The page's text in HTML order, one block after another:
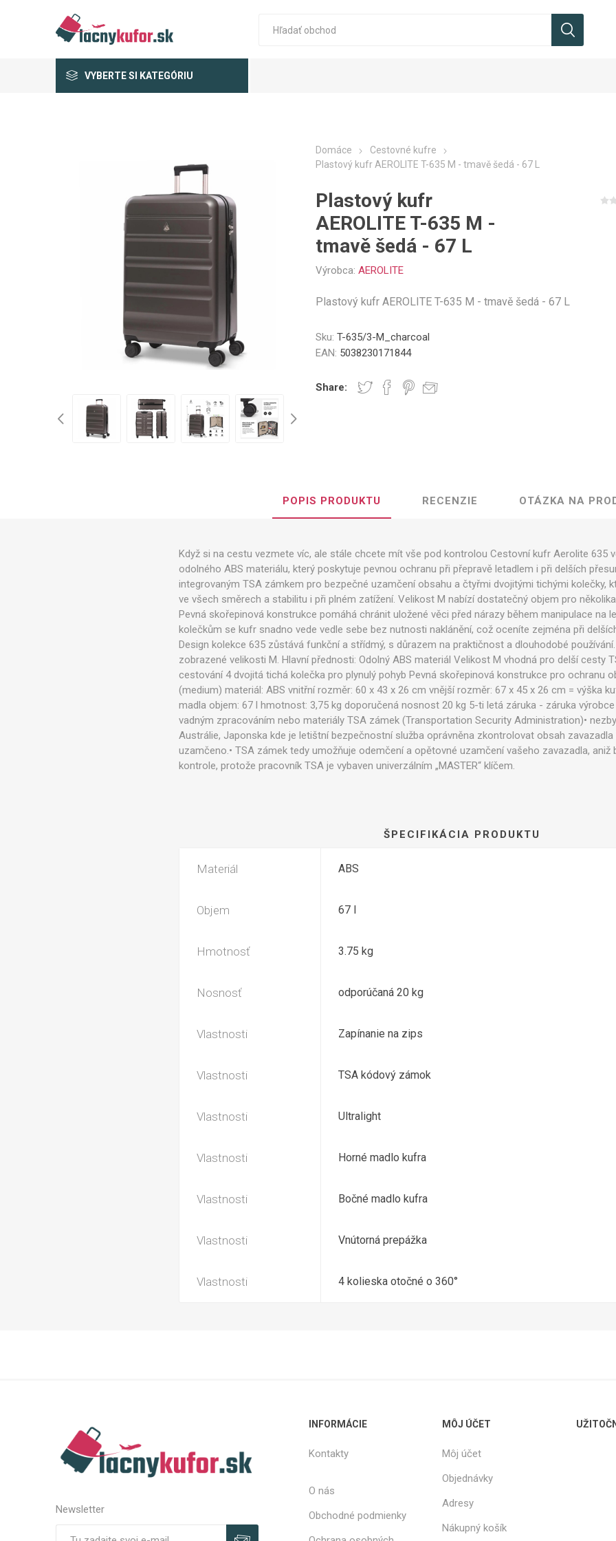
VYBERTE SI KATEGÓRIU
Domáce
Cestovné kufre
Plastový kufr AEROLITE T-635 M - tmavě šedá - 67 L
Plastový kufr
AEROLITE T-635 M -
tmavě šedá - 67 L
Výrobca: AEROLITE
Plastový kufr AEROLITE T-635 M - tmavě šedá - 67 L
Sku: T-635/3-M_charcoal
EAN: 5038230171844
Share:
POPIS PRODUKTU RECENZIE OTÁZKA NA
Když si na cestu vezmete víc, ale stále chcete mít vše pod kontrolou Cestovní kufr Aerolite 635
odolného ABS materiálu, který poskytuje pevnou ochranu při přepravě letadlem i při delších
integrovaným TSA zámkem pro bezpečné uzamčení obsahu a čtyřmi dvojitými tichými kolečky,
ve všech směrech a stabilitu i při plném zatížení. Velikost M nabízí dostatečný objem pro
Pevná skořepinová konstrukce pomáhá chránit uložené věci před nárazy během manipulace na
kolečkům se kufr snadno vede vedle sebe bez nutnosti naklánění, což oceníte zejména při
Design kolekce 635 zůstává funkční a střídmý, s důrazem na praktičnost a dlouhodobé
zobrazené velikosti M. Hlavní přednosti: Odolný ABS materiál Velikost M vhodná pro delší cesty
cestování 4 dvojitá tichá kolečka pro plynulý pohyb Pevná skořepinová konstrukce pro ochranu
(medium) materiál: ABS vnitřní rozměr: 60 x 43 x 26 cm vnější rozměr: 67 x 45 x 26 cm = výška
madla objem: 67 l hmotnost: 3,75 kg doporučená nosnost 20 kg 5-ti letá záruka - záruka
vadným zpracováním nebo materiály TSA zámek (Transportation Security Administration)•
Austrálie, Japonska kde je letištní bezpečnostní služba oprávněna zkontrolovat obsah zavazadla
uzamčeno.• TSA zámek tedy umožňuje odemčení a opětovné uzamčení vašeho zavazadla,
kontrole, protože pracovník TSA je vybaven univerzálním „MASTER“ klíčem.
ŠPECIFIKÁCIA PRODUKTU
Materiál ABS
Objem 67 l
Hmotnosť 3.75 kg
Nosnosť odporúčaná 20 kg
Vlastnosti Zapínanie na zips
Vlastnosti TSA kódový zámok
Vlastnosti Ultralight
Vlastnosti Horné madlo kufra
Vlastnosti Bočné madlo kufra
Vlastnosti Vnútorná prepážka
Vlastnosti 4 kolieska otočné o 360°
Newsletter
INFORMÁCIE
Kontakty
O nás
Obchodné podmienky
MÔJ ÚČET
Môj účet
Objednávky
Adresy
Nákupný košík